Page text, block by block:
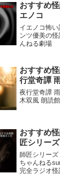
おすすめ
エノコ
イエノコ怖
ンツ優美の
んねる劇場
おすすめ
行堂奇譚
夜行堂奇譚
木双風 朗読
おすすめ
匠シリー
師匠シリー
ちゃんねる
完全ラジオ怪